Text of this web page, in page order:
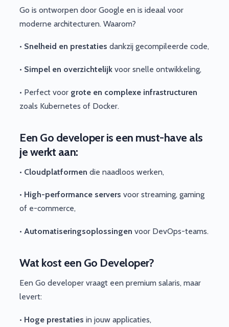
Go is ontworpen door Google en is ideaal voor
moderne architecturen. Waarom?
• Snelheid en prestaties dankzij gecompileerde code,
• Simpel en overzichtelijk voor snelle ontwikkeling,
• Perfect voor grote en complexe infrastructuren
zoals Kubernetes of Docker.
Een Go developer is een must-have als
je werkt aan:
• Cloudplatformen die naadloos werken,
• High-performance servers voor streaming, gaming
of e-commerce,
• Automatiseringsoplossingen voor DevOps-teams.
Wat kost een Go Developer?
Een Go developer vraagt een premium salaris, maar
levert:
• Hoge prestaties in jouw applicaties,